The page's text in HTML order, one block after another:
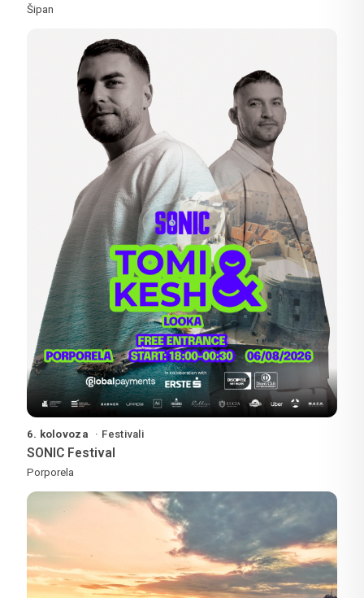
Šipan
6. kolovoza Festivali
SONIC Festival
Porporela